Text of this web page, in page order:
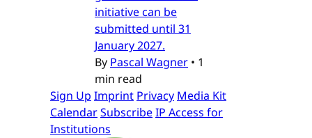
initiative can be
submitted until 31
January 2027.
By Pascal Wagner • 1
min read
Sign Up Imprint Privacy Media Kit
CalendarSubscribeIP Access for
Institutions